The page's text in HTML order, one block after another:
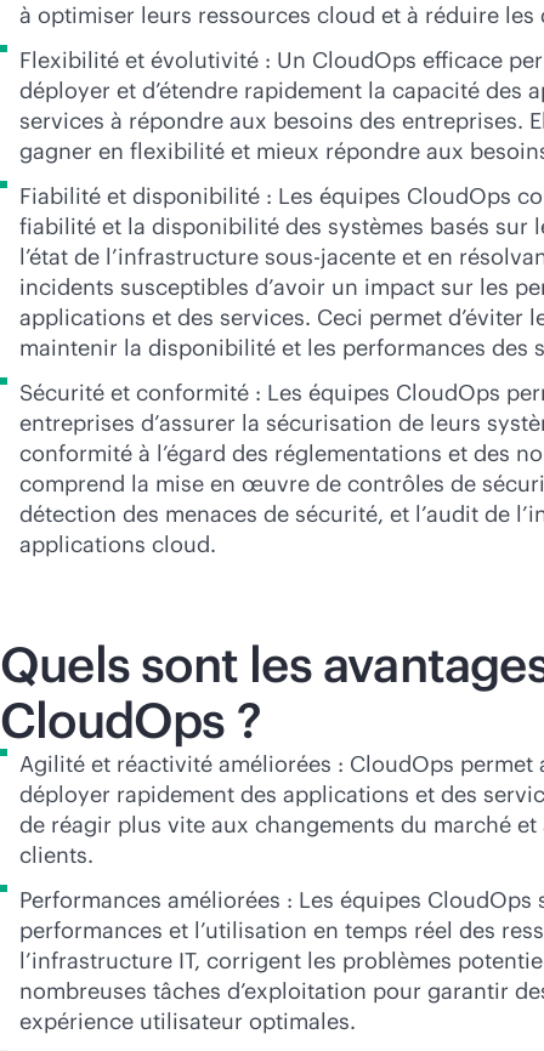
à optimiser leurs ressources cloud et à réduire les
Flexibilité et évolutivité : Un CloudOps efficace
déployer et d’étendre rapidement la capacité des
services à répondre aux besoins des entreprises.
gagner en flexibilité et mieux répondre aux
Fiabilité et disponibilité : Les équipes CloudOps
fiabilité et la disponibilité des systèmes basés sur
l’état de l’infrastructure sous-jacente et en
incidents susceptibles d’avoir un impact sur les
applications et des services. Ceci permet d’éviter
maintenir la disponibilité et les performances des
Sécurité et conformité : Les équipes CloudOps
entreprises d’assurer la sécurisation de leurs
conformité à l’égard des réglementations et des
comprend la mise en œuvre de contrôles de
détection des menaces de sécurité, et l’audit de
applications cloud.
Quels sont les
CloudOps ?
Agilité et réactivité améliorées : CloudOps permet
déployer rapidement des applications et des
de réagir plus vite aux changements du marché et
clients.
Performances améliorées : Les équipes CloudOps
performances et l’utilisation en temps réel des
l’infrastructure IT, corrigent les problèmes
nombreuses tâches d’exploitation pour garantir
expérience utilisateur optimales.